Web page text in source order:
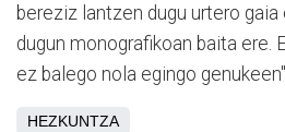
bereziz lantzen dugu urtero
dugun monografikoan baita ere.
ez balego nola egingo genukeen".
HEZKUNTZA